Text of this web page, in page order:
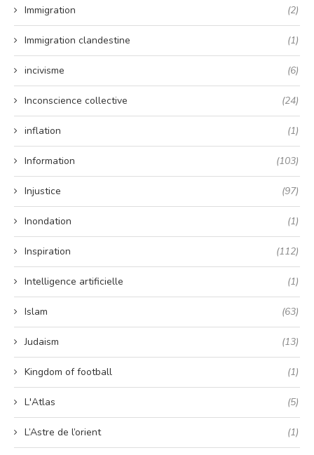
Immigration (2)
Immigration clandestine (1)
incivisme (6)
Inconscience collective (24)
inflation (1)
Information (103)
Injustice (97)
Inondation (1)
Inspiration (112)
Intelligence artificielle (1)
Islam (63)
Judaism (13)
Kingdom of football (1)
L'Atlas (5)
L’Astre de l’orient (1)